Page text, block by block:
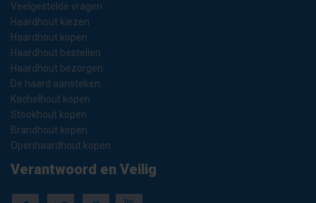
Veelgestelde vragen
Haardhout kiezen
Haardhout kopen
Haardhout bestellen
Haardhout bezorgen
De haard aansteken
Kachelhout kopen
Stookhout kopen
Brandhout kopen
Openhaardhout kopen
Verantwoord en Veilig